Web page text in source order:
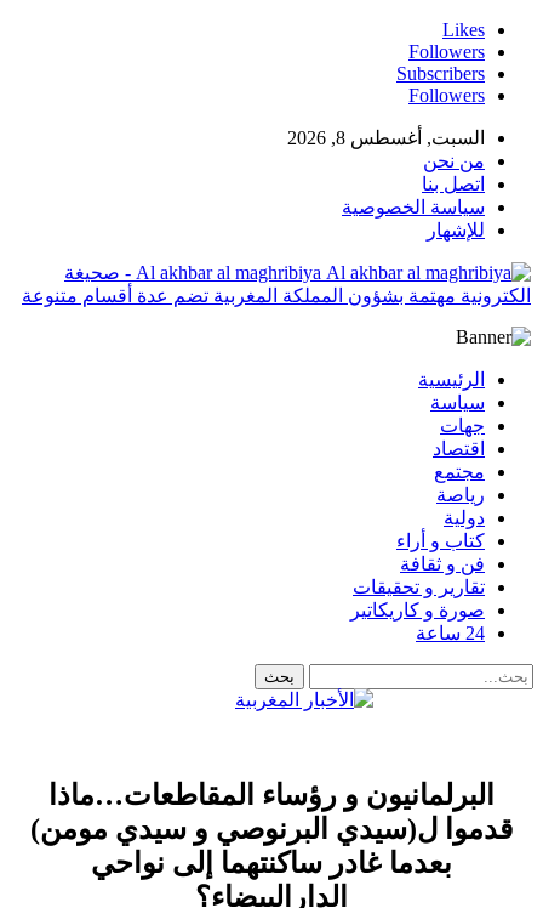
Likes
Followers
Subscribers
Followers
السبت, أغسطس 8, 2026
من نحن
اتصل بنا
سياسة الخصوصية
للإشهار
Al akhbar al maghribiya - صحيغة
الكترونية مهتمة بشؤون المملكة المغربية تضم عدة أقسام متنوعة
الرئيسية
سياسة
جهات
اقتصاد
مجتمع
رياصة
دولية
كتاب و أراء
فن و ثقافة
تقارير و تحقيقات
صورة و كاريكاتير
24 ساعة
البرلمانيون و رؤساء المقاطعات…ماذا
قدموا ل(سيدي البرنوصي و سيدي مومن)
بعدما غادر ساكنتهما إلى نواحي
الدارالبيضاء؟